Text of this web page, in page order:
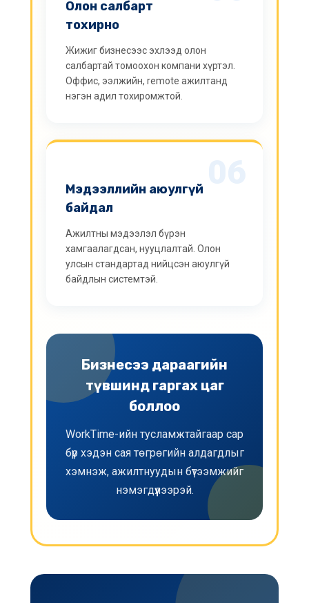
Олон салбарт
тохирно
Жижиг бизнесээс эхлээд олон
салбартай томоохон компани хүртэл.
Оффис, ээлжийн, remote ажилтанд
нэгэн адил тохиромжтой.
Мэдээллийн аюулгүй
байдал
Ажилтны мэдээлэл бүрэн
хамгаалагдсан, нууцлалтай. Олон
улсын стандартад нийцсэн аюулгүй
байдлын системтэй.
Бизнесээ дараагийн
түвшинд гаргах цаг
боллоо
WorkTime-ийн тусламжтайгаар сар
бүр хэдэн сая төгрөгийн алдагдлыг
хэмнэж, ажилтнуудын бүтээмжийг
нэмэгдүүлээрэй.